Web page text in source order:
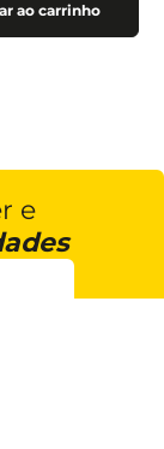
ao carrinho
e